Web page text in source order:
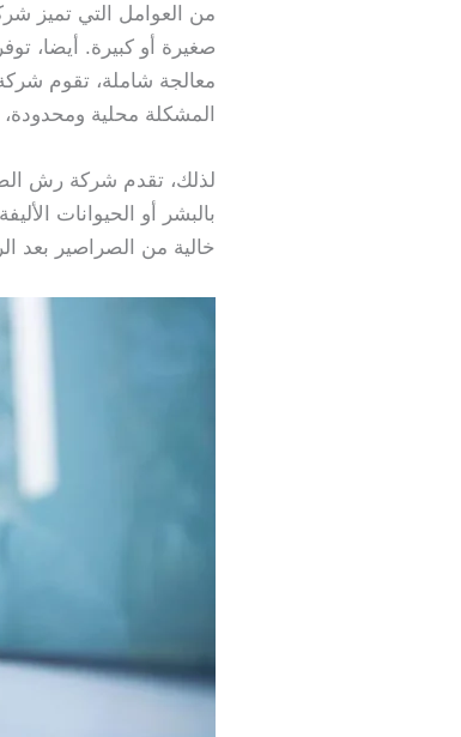
من العوامل التي تميز
صغيرة أو كبيرة. أيضا،
معالجة شاملة، تقوم
المشكلة محلية
لذلك، تقدم شركة رش
بالبشر أو الحيوانات
خالية من الصراصير